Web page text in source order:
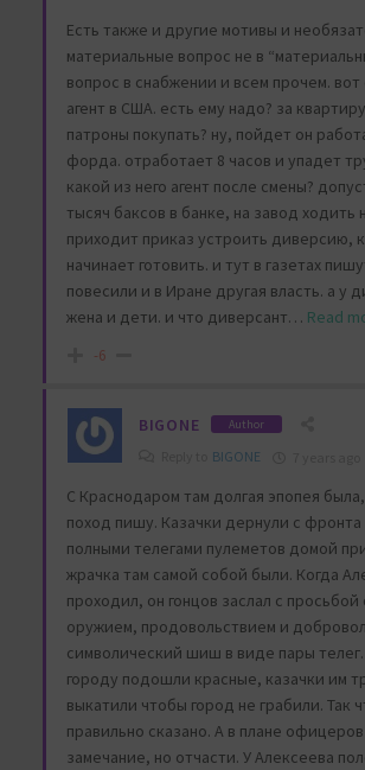
Есть также и другие мотивы и
материальные вопрос не в
вопрос в снабжении и всем прочем.
агент в США. есть ему надо? за
патроны покупать? ну, пойдет он
форда. отработает 8 часов и упадет
какой из него агент после смены?
тысяч баксов в банке, на завод ходить
приходит приказ устроить диверсию,
начинает готовить. и тут в газетах
повесили и в Иране другая власть. а у
жена и дети. и что диверсант… Read
-6
BIGONE Author
BIGONE
С Краснодаром там долгая эпопея
поход пишу. Казачки дернули с фронта
полными телегами пулеметов домой
жрачка там самой собой были. Когда
проходил, он гонцов заслал с
оружием, продовольствием и
символический шиш в виде пары телег.
городу подошли красные, казачки им
выкатили чтобы город не грабили. Так
правильно сказано. А в плане
замечание, но отчасти. У Алексеева